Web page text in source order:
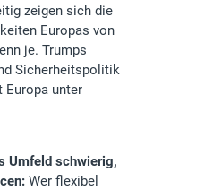
zeigen sich die
Europas von
je. Trumps
Sicherheitspolitik
Europa unter
Umfeld schwierig,
Wer flexibel